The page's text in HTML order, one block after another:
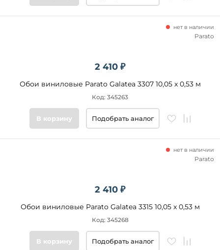
2 410 ₽
Обои виниловые Parato Galatea 3307 10,05 x 0,53 м
нет в наличии
Код: 345263
Parato
В корзину Подобрать аналог
2 410 ₽
Обои виниловые Parato Galatea 3315 10,05 x 0,53 м
нет в наличии
Код: 345268
Parato
В корзину Подобрать аналог